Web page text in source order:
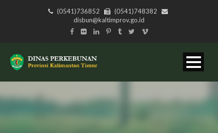
(0541)736852
(0541)748382
disbun@kaltimprov.go.id